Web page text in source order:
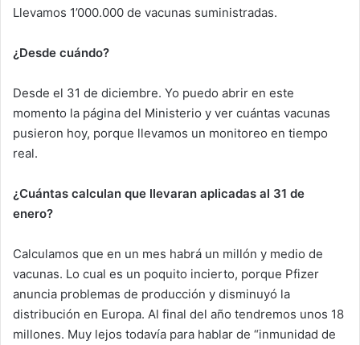
Llevamos 1’000.000 de vacunas suministradas.
¿Desde cuándo?
Desde el 31 de diciembre. Yo puedo abrir en este
momento la página del Ministerio y ver cuántas vacunas
pusieron hoy, porque llevamos un monitoreo en tiempo
real.
¿Cuántas calculan que llevaran aplicadas al 31 de
enero?
Calculamos que en un mes habrá un millón y medio de
vacunas. Lo cual es un poquito incierto, porque Pfizer
anuncia problemas de producción y disminuyó la
distribución en Europa. Al final del año tendremos unos 18
millones. Muy lejos todavía para hablar de “inmunidad de